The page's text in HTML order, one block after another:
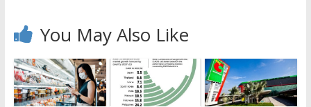
You May Also Like